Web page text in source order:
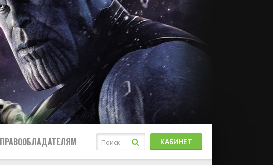
ПРАВООБЛАДАТЕЛЯМ КАБИНЕТ